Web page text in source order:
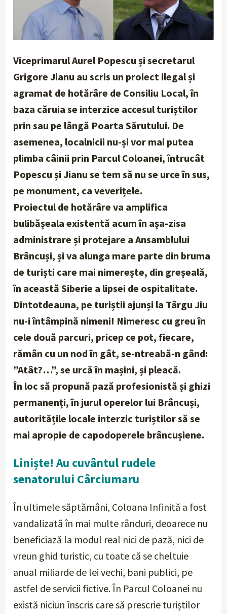
Viceprimarul Aurel Popescu și secretarul
Grigore Jianu au scris un proiect ilegal și
agramat de hotărâre de Consiliu Local, în
baza căruia se interzice accesul turiștilor
prin sau pe lângă Poarta Sărutului. De
asemenea, localnicii nu-și vor mai putea
plimba câinii prin Parcul Coloanei, întrucât
Popescu și Jianu se tem să nu se urce în sus,
pe monument, ca veverițele.
Proiectul de hotărâre va amplifica
bulibășeala existentă acum în așa-zisa
administrare și protejare a Ansamblului
Brâncuși, și va alunga mare parte din bruma
de turiști care mai nimerește, din greșeală,
în această Siberie a lipsei de ospitalitate.
Dintotdeauna, pe turiștii ajunși la Târgu Jiu
nu-i întâmpină nimeni! Nimeresc cu greu în
cele două parcuri, pricep ce pot, fiecare,
rămân cu un nod în gât, se-ntreabă-n gând:
”Atât?…”, se urcă în mașini, și pleacă.
În loc să propună pază profesionistă și ghizi
permanenți, în jurul operelor lui Brâncuși,
autoritățile locale interzic turiștilor să se
mai apropie de capodoperele brâncușiene.
Liniște! Au cuvântul rudele
senatorului Cârciumaru
În ultimele săptămâni, Coloana Infinită a fost
vandalizată în mai multe rânduri, deoarece nu
beneficiază la modul real nici de pază, nici de
vreun ghid turistic, cu toate că se cheltuie
anual miliarde de lei vechi, bani publici, pe
astfel de servicii fictive. În Parcul Coloanei nu
există niciun înscris care să prescrie turiștilor